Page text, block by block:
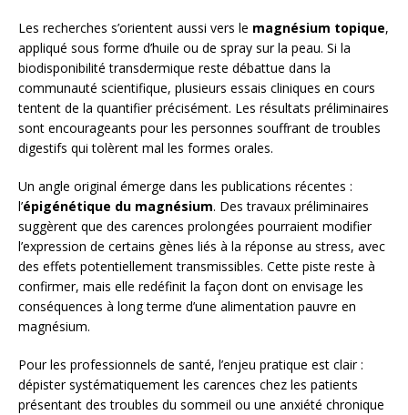
Les recherches s’orientent aussi vers le magnésium topique,
appliqué sous forme d’huile ou de spray sur la peau. Si la
biodisponibilité transdermique reste débattue dans la
communauté scientifique, plusieurs essais cliniques en cours
tentent de la quantifier précisément. Les résultats préliminaires
sont encourageants pour les personnes souffrant de troubles
digestifs qui tolèrent mal les formes orales.
Un angle original émerge dans les publications récentes :
l’épigénétique du magnésium. Des travaux préliminaires
suggèrent que des carences prolongées pourraient modifier
l’expression de certains gènes liés à la réponse au stress, avec
des effets potentiellement transmissibles. Cette piste reste à
confirmer, mais elle redéfinit la façon dont on envisage les
conséquences à long terme d’une alimentation pauvre en
magnésium.
Pour les professionnels de santé, l’enjeu pratique est clair :
dépister systématiquement les carences chez les patients
présentant des troubles du sommeil ou une anxiété chronique